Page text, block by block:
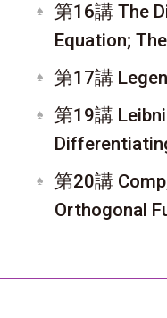
第16講 The
Equation;
第17講
第19講
第20講
Orthogonal